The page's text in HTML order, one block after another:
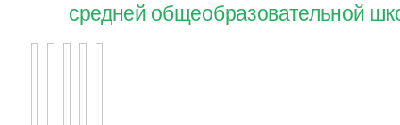
средней общеобразовательной